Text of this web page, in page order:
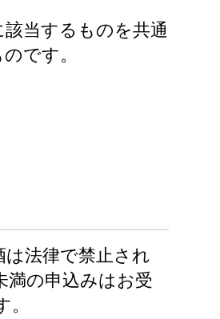
当するものを共通
のです。
法律で禁止され
満の申込みはお受